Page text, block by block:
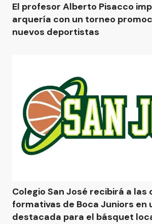
El profesor Alberto Pisacco
arquería con un torneo
nuevos deportistas
Colegio San José recibirá a
formativas de Boca Juniors en
destacada para el básquet